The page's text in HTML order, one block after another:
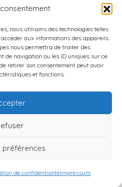
nous utilisons des technologies telles
aux informations des appareils.
nous permettra de traiter des
de navigation ou les ID uniques sur ce
retirer son consentement peut avoir
et fonctions.
préférences
de confidentialitéImpressum
Aux
2025
à Seychelles : Les